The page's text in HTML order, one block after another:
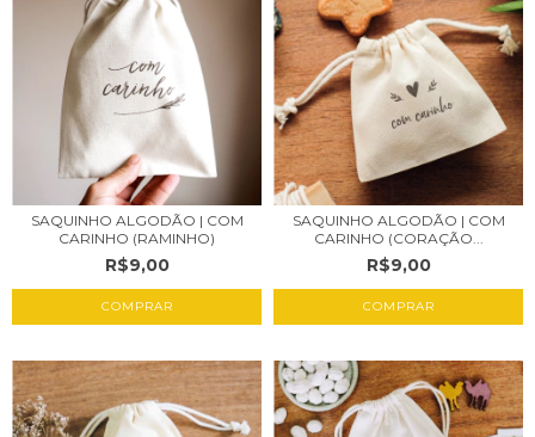
SAQUINHO ALGODÃO | COM
CARINHO (RAMINHO)
R$9,00
COMPRAR
SAQUINHO ALGODÃO | COM
CARINHO (CORAÇÃO...
R$9,00
COMPRAR